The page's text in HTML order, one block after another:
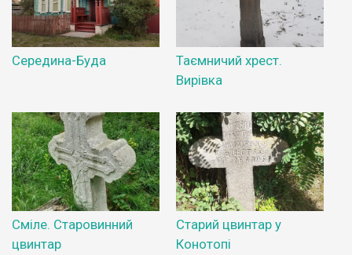
Середина-Буда
Таємничий хрест.
Вирівка
Сміле. Старовинний
цвинтар
Старий цвинтар у
Конотопі